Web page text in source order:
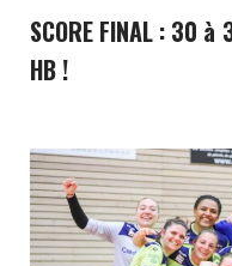
SCORE FINAL : 30
HB !